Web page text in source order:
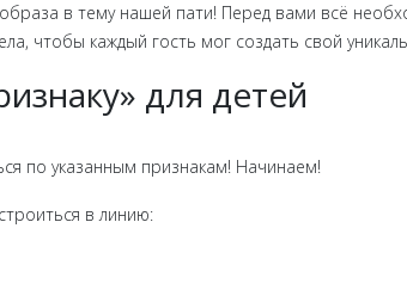
в тему нашей пати! Перед вами всё
чтобы каждый гость мог создать свой
для детей
по указанным признакам! Начинаем!
в линию: